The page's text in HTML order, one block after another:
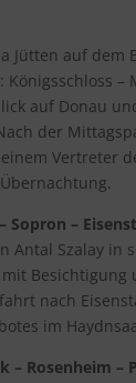
Jütten auf
auf Donau
der
Vertreter
Sopron –
Szalay in
nach
im
– Rosenheim –